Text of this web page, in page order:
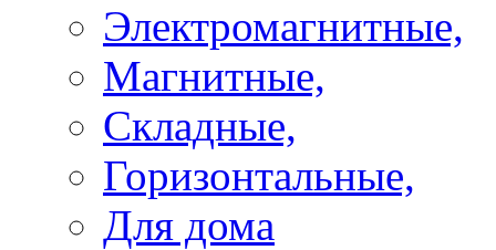
Электромагнитные,
Магнитные,
Складные,
Горизонтальные,
Для дома